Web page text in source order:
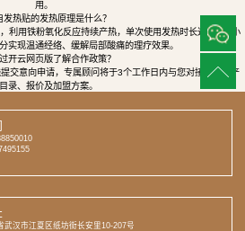
用。
发热贴的发热原理是什么？
利用铁粉氧化反应持续产热，单次使用发热时长达8至12小
实现温通经络、缓解局部酸痛的理疗效果。
开云网页版了解合作政策？
交意向申请，专属顾问将于3个工作日内与您对接，提供产
录、报价及加盟方案。
武汉市江夏区纸坊街长安里10-207号